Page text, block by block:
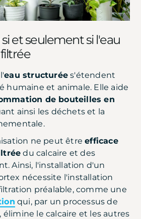
et seulement si l'eau
eau structurée s'étendent
humaine et animale. Elle aide
de bouteilles en
ainsi les déchets et la
ne peut êtreefficace
du calcaire et des
Ainsi, l'installation d'un
nécessite l'installation
préalable, comme une
qui, par un processus de
le calcaire et les autres